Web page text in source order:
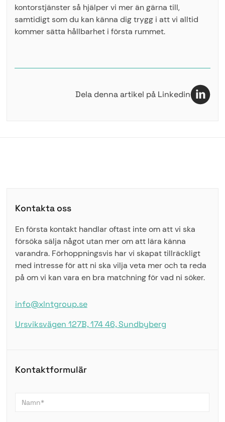
kontorstjänster så hjälper vi mer än gärna till,
samtidigt som du kan känna dig trygg i att vi alltid
kommer sätta hållbarhet i första rummet.
Dela denna artikel på Linkedin
Kontakta oss
En första kontakt handlar oftast inte om att vi ska
försöka sälja något utan mer om att lära känna
varandra. Förhoppningsvis har vi skapat tillräckligt
med intresse för att ni ska vilja veta mer och ta reda
på om vi kan vara en bra matchning för vad ni söker.
info@xlntgroup.se
Ursviksvägen 127B, 174 46, Sundbyberg
Kontaktformulär